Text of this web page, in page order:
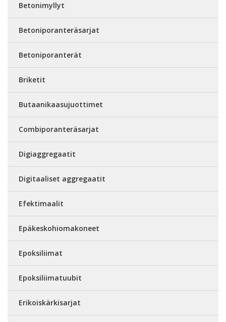
Betonimyllyt
Betoniporanteräsarjat
Betoniporanterät
Briketit
Butaanikaasujuottimet
Combiporanteräsarjat
Digiaggregaatit
Digitaaliset aggregaatit
Efektimaalit
Epäkeskohiomakoneet
Epoksiliimat
Epoksiliimatuubit
Erikoiskärkisarjat